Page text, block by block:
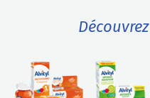
Découvrez